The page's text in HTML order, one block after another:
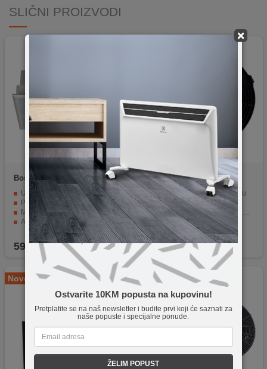
×
Ostvarite 10KM popusta na kupovinu!
Pretplatite se na naš newsletter i budite prvi koji će saznati za
naše popuste i specijalne ponude.
ŽELIM POPUST
SLIČNI PROIZVODI
Bosch DHL555BL
Ugradbena kuhinjska napa iz serije 4.
Priključna snaga od 206 W.
Maksimalni protok zraka 618 m³/h.
Aluminijumski perivi filter.
Elektronsko upravljanje i 4 stupnja učinkovitosti.
599,00KM
Gorenje AH195
Visokokvalitetni filter za napu
Filtrira nečistoće, dim i miris
Jednostavan za instalaciju i održavanje
Izdržljiv i dugotrajan
Kompatibilan sa širokim rasponom Gorenje aspiratora.
33,90KM
Novo